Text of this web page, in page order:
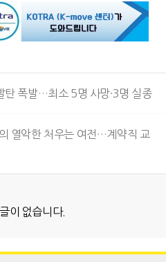
탄 폭발…최소 5명 사망·3명 실종
열악한 처우는 여전…계약직 교
이 없습니다.